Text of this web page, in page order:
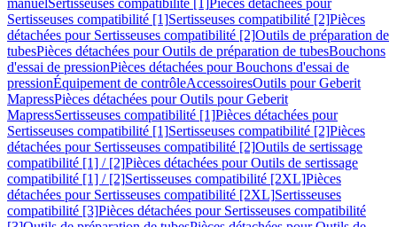
manuelSertisseuses compatibilité [1]Pièces détachées pour
Sertisseuses compatibilité [1]Sertisseuses compatibilité [2]Pièces
détachées pour Sertisseuses compatibilité [2]Outils de préparation de
tubesPièces détachées pour Outils de préparation de tubesBouchons
d'essai de pressionPièces détachées pour Bouchons d'essai de
pressionÉquipement de contrôleAccessoiresOutils pour Geberit
MapressPièces détachées pour Outils pour Geberit
MapressSertisseuses compatibilité [1]Pièces détachées pour
Sertisseuses compatibilité [1]Sertisseuses compatibilité [2]Pièces
détachées pour Sertisseuses compatibilité [2]Outils de sertissage
compatibilité [1] / [2]Pièces détachées pour Outils de sertissage
compatibilité [1] / [2]Sertisseuses compatibilité [2XL]Pièces
détachées pour Sertisseuses compatibilité [2XL]Sertisseuses
compatibilité [3]Pièces détachées pour Sertisseuses compatibilité